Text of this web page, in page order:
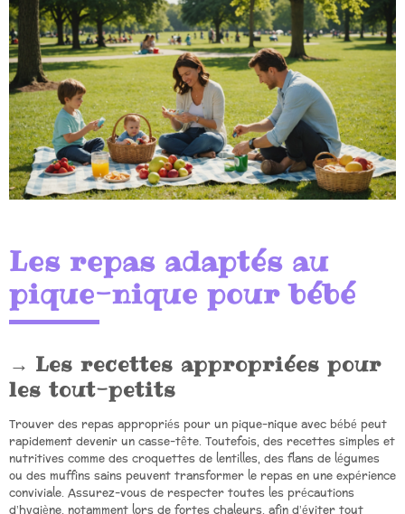
Les repas adaptés au
pique-nique pour bébé
Les recettes appropriées pour
les tout-petits
Trouver des repas appropriés pour un pique-nique avec bébé peut
rapidement devenir un casse-tête. Toutefois, des recettes simples et
nutritives comme des croquettes de lentilles, des flans de légumes
ou des muffins sains peuvent transformer le repas en une expérience
conviviale. Assurez-vous de respecter toutes les précautions
d’hygiène, notamment lors de fortes chaleurs, afin d’éviter tout